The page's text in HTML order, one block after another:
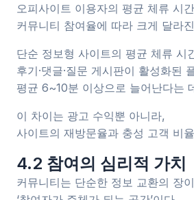
오피사이트 이용자의 평균 체류 시
커뮤니티 참여율에 따라 크게 달라
단순 정보형 사이트의 평균 체류 시
후기·댓글·질문 게시판이 활성화된
평균 6~10분 이상으로 늘어난다는
이 차이는 광고 수익뿐 아니라,
사이트의 재방문율과 충성 고객 비
4.2 참여의 심리적 가치
커뮤니티는 단순한 정보 교환의 장